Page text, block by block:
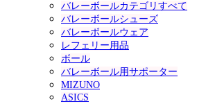
バレーボールカテゴリすべて
バレーボールシューズ
バレーボールウェア
レフェリー用品
ボール
バレーボール用サポーター
MIZUNO
ASICS